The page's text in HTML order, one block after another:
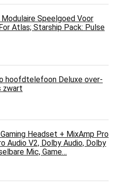
Speelgoed Voor
Atlas; Starship Pack: Pulse
hoofdtelefoon Deluxe over-
zwart
Headset + MixAmp Pro
Audio V2, Dolby Audio, Dolby
Mic, Game…